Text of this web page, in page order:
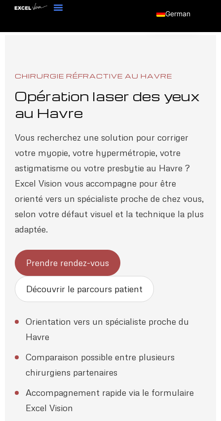
CHIRURGIE RÉFRACTIVE AU HAVRE
Opération laser des yeux
au Havre
Vous recherchez une solution pour corriger
votre myopie, votre hypermétropie, votre
astigmatisme ou votre presbytie au Havre ?
Excel Vision vous accompagne pour être
orienté vers un spécialiste proche de chez vous,
selon votre défaut visuel et la technique la plus
adaptée.
Prendre rendez-vous
Découvrir le parcours patient
Orientation vers un spécialiste proche du
Havre
Comparaison possible entre plusieurs
chirurgiens partenaires
Accompagnement rapide via le formulaire
Excel Vision
German